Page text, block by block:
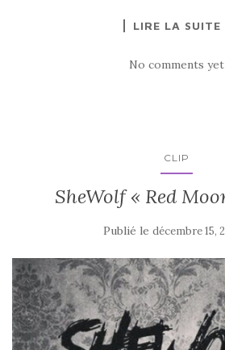
LIRE LA SUITE
No comments yet
CLIP
SheWolf « Red
Publié le décembre 15,